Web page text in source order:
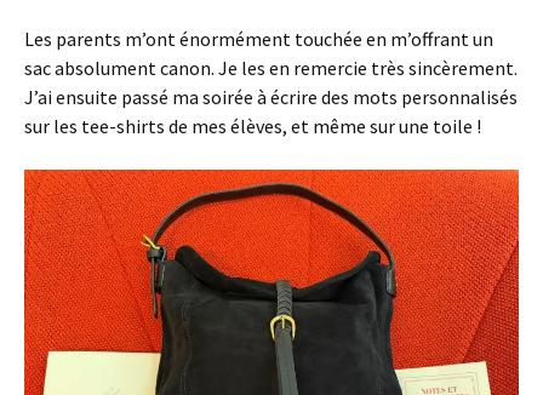
Les parents m’ont énormément touchée en m’offrant un
sac absolument canon. Je les en remercie très sincèrement.
J’ai ensuite passé ma soirée à écrire des mots personnalisés
sur les tee-shirts de mes élèves, et même sur une toile !